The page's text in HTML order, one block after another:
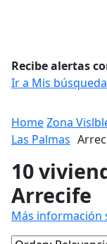
Recibe alertas
Ir a Mis
HomeZona
Las Palmas
10
Arrecife
Más información